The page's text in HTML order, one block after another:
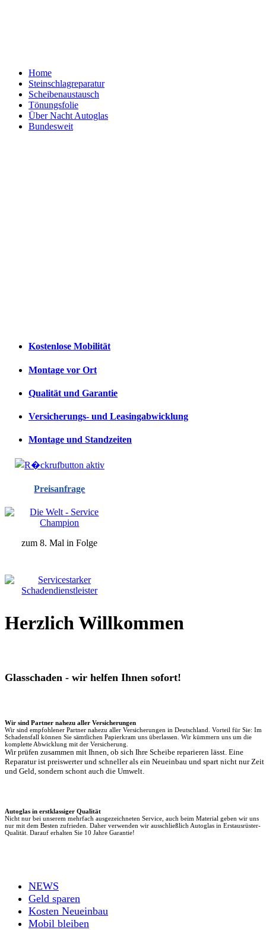
Home
Steinschlagreparatur
Scheibenaustausch
Tönungsfolie
Über Nacht Autoglas
Bundesweit
Kostenlose Mobilität
Montage vor Ort
Qualität und Garantie
Versicherungs- und Leasingabwicklung
Montage und Standzeiten
Preisanfrage
zum 8. Mal in Folge
Herzlich Willkommen
Glasschaden - wir helfen Ihnen sofort!
Wir sind Partner nahezu aller Versicherungen
Wir sind empfohlener Partner nahezu aller Versicherungen in Deutschland. Vorteil für Sie: Im
Schadensfall können Sie sämtlichen Papierkram uns überlassen. Wir kümmern uns um die
komplette Abwicklung mit der Versicherung.
Wir prüfen zusammen mit Ihnen, ob sich Ihre Scheibe reparieren lässt. Eine
Reparatur ist preiswerter und schneller als ein Neueinbau und spart nicht nur Zeit
und Geld, sondern schont auch die Umwelt.
Autoglas in erstklassiger Qualität
Nicht nur bei unserem mehrfach ausgezeichneten Service, auch beim Material geben wir uns
nur mit dem Besten zufrieden. Daher verwenden wir ausschließlich Autoglas in Erstausrüster-
Qualität. Darauf erhalten Sie 10 Jahre Garantie!
NEWS
Geld sparen
Kosten Neueinbau
Mobil bleiben